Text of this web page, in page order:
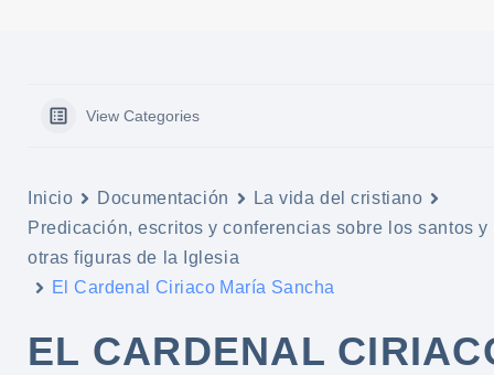
View Categories
Inicio Documentación
La vida del cristiano
Predicación, escritos y conferencias sobre los santos y
otras figuras de la Iglesia
El Cardenal Ciriaco María Sancha
EL CARDENAL